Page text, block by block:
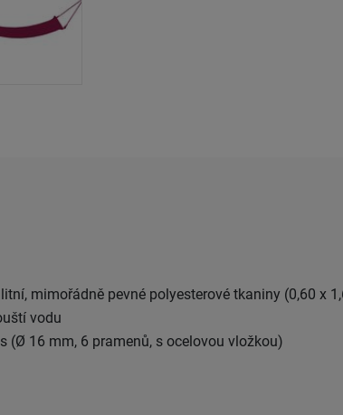
mimořádně pevné polyesterové tkaniny (0,60 x
vodu
(Ø 16 mm, 6 pramenů, s ocelovou vložkou)